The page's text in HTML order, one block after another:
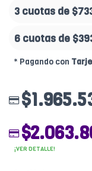
3 cuotas de
6 cuotas de
* Pagando con
¡VER DETALLE!